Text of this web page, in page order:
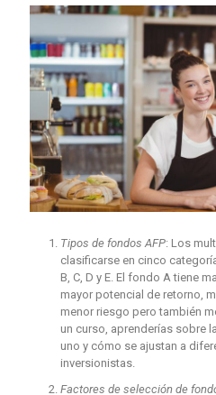
Tipos de fondos AFP: Los
clasificarse en cinco
B, C, D y E. El fondo A tiene
mayor potencial de retorno,
menor riesgo pero también
un curso, aprenderías sobre
uno y cómo se ajustan a
inversionistas.
Factores de selección de